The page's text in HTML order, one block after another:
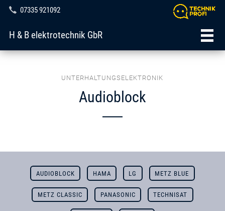
07335 921092
H & B elektrotechnik GbR
UNTERHALTUNGSELEKTRONIK
Audioblock
AUDIOBLOCK HAMA LG METZ BLUE
METZ CLASSIC PANASONIC TECHNISAT